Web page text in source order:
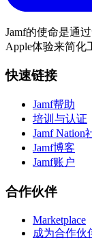
Jamf的使命是通
Apple体验来简化
快速链接
Jamf帮助
培训与认证
Jamf Nation
Jamf博客
Jamf账户
合作伙伴
Marketplace
成为合作伙